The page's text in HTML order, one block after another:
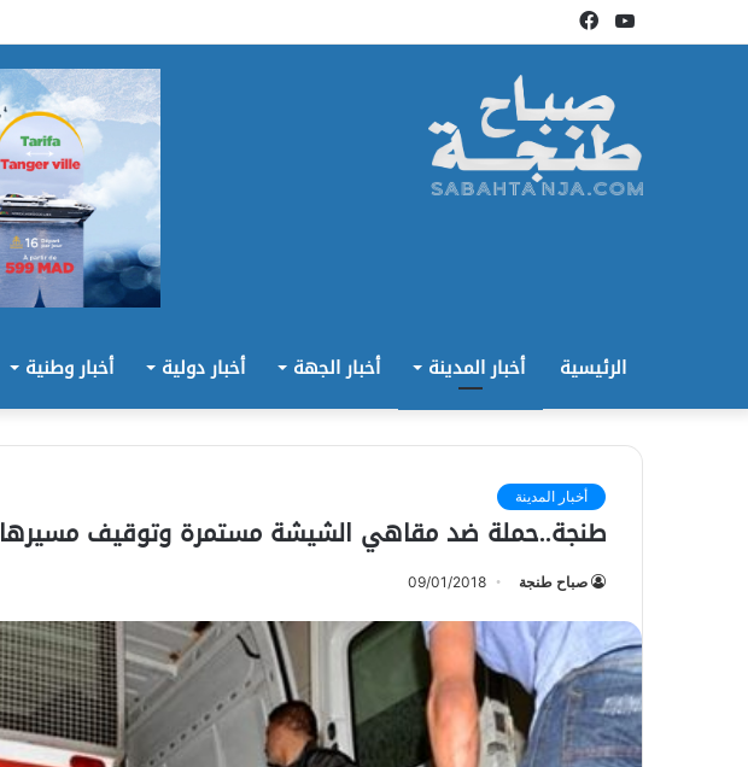
فيسبوكيوتيوب
الرئيسية أخبار المدينة أخبار الجهة أخبار دولية أخبار وطنية
أخبار المدينة
طنجة..حملة ضد مقاهي الشيشة مستمرة وتوقيف مسيرها
صباح طنجة 09/01/2018